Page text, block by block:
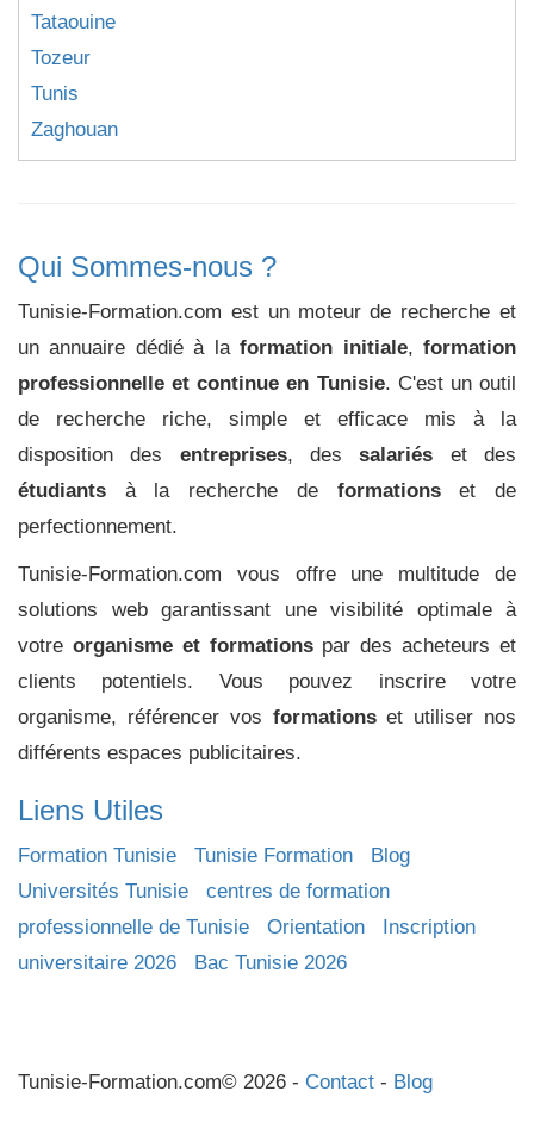
Tataouine
Tozeur
Tunis
Zaghouan
Qui Sommes-nous ?
Tunisie-Formation.com est un moteur de recherche et
un annuaire dédié à laformation initiale,formation
professionnelle et continue en Tunisie. C'est un outil
de recherche riche, simple et efficace mis à la
disposition des entreprises, dessalariés et des
étudiants à la recherche de formationset de
perfectionnement.
Tunisie-Formation.com vous offre une multitude de
solutions web garantissant une visibilité optimale à
votre organisme et formationspar des acheteurs et
clients potentiels. Vous pouvez inscrire votre
organisme, référencer vos formationset utiliser nos
différents espaces publicitaires.
Liens Utiles
Formation Tunisie Tunisie Formation
Blog
Universités Tunisie
centres de formation
professionnelle de Tunisie
Orientation
Inscription
universitaire 2026
Bac Tunisie 2026
Tunisie-Formation.com© 2026 - Contact - Blog